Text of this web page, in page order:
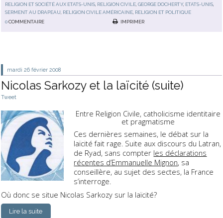
RELIGION ET SOCIÉTÉ AUX ETATS-UNIS, RELIGION CIVILE,GEORGE DOCHERTY, ETATS-UNIS,
SERMENT AU DRAPEAU, RELIGION CIVILE AMÉRICAINE, RELIGION ET POLITIQUE
0COMMENTAIRE IMPRIMER
mardi 26 février 2008
Nicolas Sarkozy et la laïcité (suite)
Tweet
Entre Religion Civile, catholicisme identitaire
et pragmatisme
Ces dernières semaines, le débat sur la
laïcité fait rage. Suite aux discours du Latran,
de Ryad, sans compter les déclarations
récentes d’Emmanuelle Mignon, sa
conseillère, au sujet des sectes, la France
s’interroge.
Où donc se situe Nicolas Sarkozy sur la laïcité?
Lire la suite